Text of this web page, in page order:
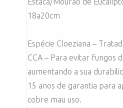
18a20cm
Espécie Cloeziana –
CCA – Para evitar fungos
aumentando a sua
15 anos de garantia para
cobre mau uso.